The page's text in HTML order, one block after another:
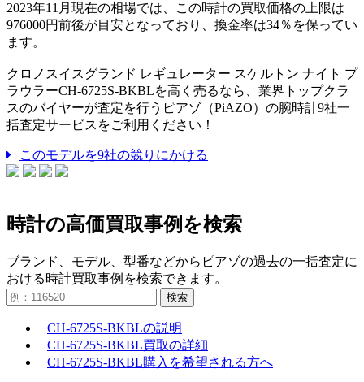
2023年11月現在の相場では、この時計の買取価格の上限は
976000円前後が目安となっており、換金率は34％を保ってい
ます。
クロノスイスグランド レギュレーター スケルトン ナイト プ
ラウラーCH-6725S-BKBLを高く売るなら、業界トップクラ
スのバイヤーが査定を行うピアゾ（PiAZO）の腕時計9社一
括査定サービスをご利用ください！
このモデルを9社の競りにかける
時計の高価買取事例を検索
ブランド、モデル、型番などからピアゾの過去の一括査定に
おける時計買取事例を検索できます。
検索
CH-6725S-BKBLの説明
CH-6725S-BKBL買取の詳細
CH-6725S-BKBL購入を希望される方へ